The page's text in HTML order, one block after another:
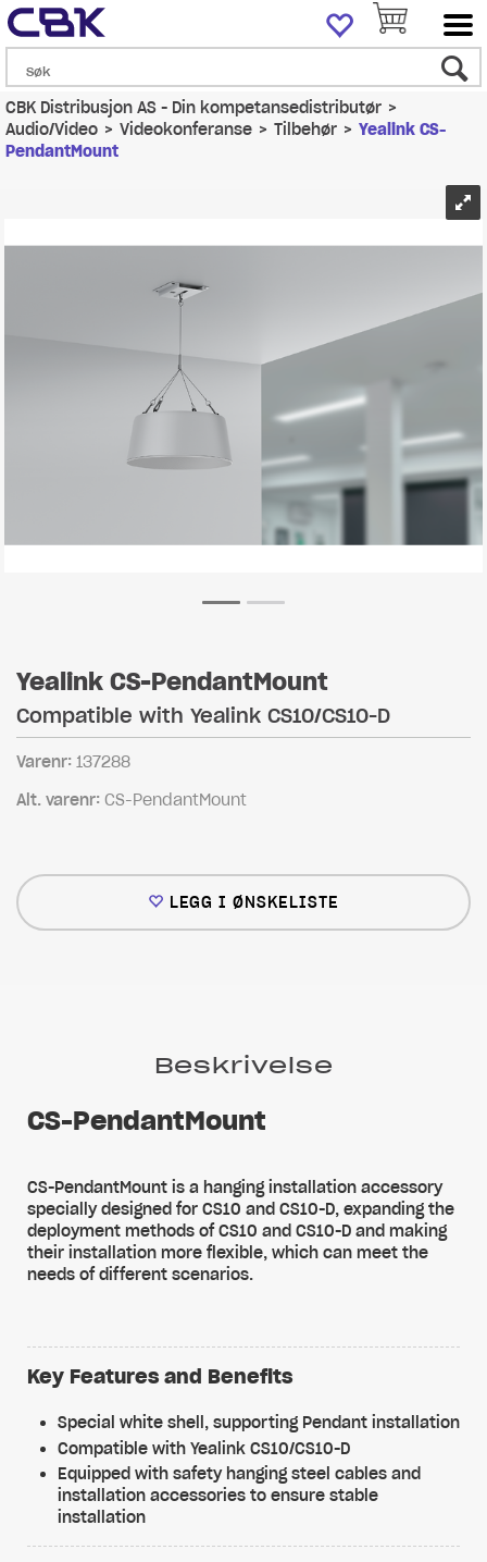
CBK Distribusjon AS - Din kompetansedistributør>
Audio/Video>Videokonferanse>Tilbehør>Yealink CS-
PendantMount
Yealink CS-PendantMount
Compatible with Yealink CS10/CS10-D
Varenr: 137288
Alt. varenr: CS-PendantMount
LEGG I ØNSKELISTE
Beskrivelse
CS-PendantMount
CS-PendantMount is a hanging installation accessory
specially designed for CS10 and CS10-D, expanding the
deployment methods of CS10 and CS10-D and making
their installation more flexible, which can meet the
needs of different scenarios.
Key Features and Benefits
Special white shell, supporting Pendant installation
Compatible with Yealink CS10/CS10-D
Equipped with safety hanging steel cables and
installation accessories to ensure stable
installation